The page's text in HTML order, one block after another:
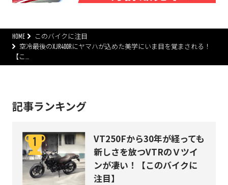
HOME
このバイクに注目
空冷最後のXJR400Rにヤマハが込めた美学にいま目を覚まされる！
【こ…
記事ランキング
VT250Fから30年が経っても
新しさを放つVTRのＶツイ
ンが凄い！【このバイクに
注目】